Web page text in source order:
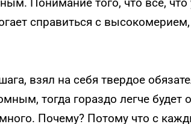
справиться с
взял на себя твердое
тогда гораздо легче будет
Почему? Потому что с